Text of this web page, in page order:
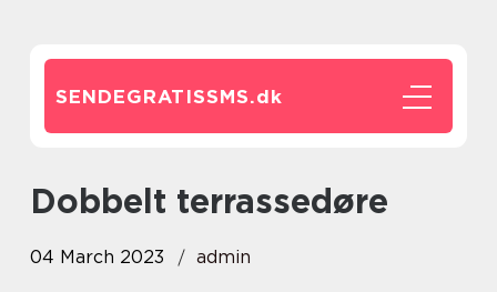
SENDEGRATISSMS.dk
dobbelt terrassedøre
04 March 2023 admin